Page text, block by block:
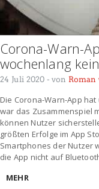
Corona-Warn-
wochenlang
24 Juli 2020 - von Roman
Die Corona-Warn-App
war das Zusammenspiel
können Nutzer
größten Erfolge im App
Smartphones der Nutzer
die App nicht auf
MEHR